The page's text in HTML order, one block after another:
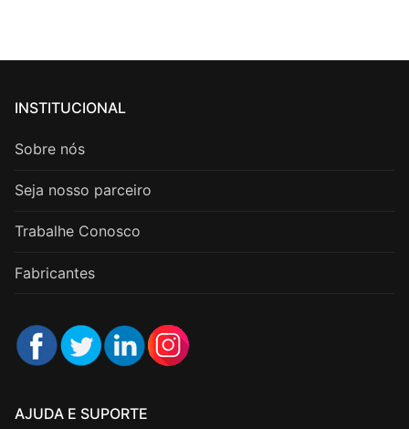
INSTITUCIONAL
Sobre nós
Seja nosso parceiro
Trabalhe Conosco
Fabricantes
AJUDA E SUPORTE